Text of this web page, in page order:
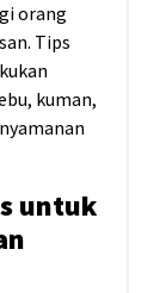
orang
Tips
kuman,
untuk